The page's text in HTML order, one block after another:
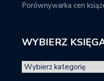
Porównywarka cen
WYBIERZ